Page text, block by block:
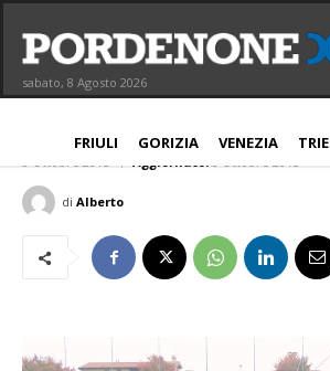
sabato, 8 Agosto 2026
FRIULI GORIZIA VENEZIA
Rauscedo, derby
enologi e avvocati-
pordenonesi
8 Ottobre 2015 Aggiornato: 8 Ottobre 2015
di Alberto